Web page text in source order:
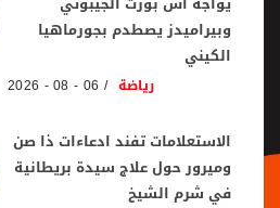
وبيراميدز يصطدم بجورماهيا
الكيني
رياضة 06 - 08 - 2026
الاستعلامات تفند ادعاءات ذا صن
وميرور حول علاج سيدة بريطانية
في شرم الشيخ